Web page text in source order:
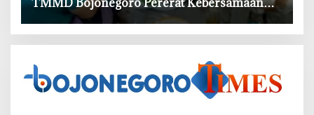
dengan Warga